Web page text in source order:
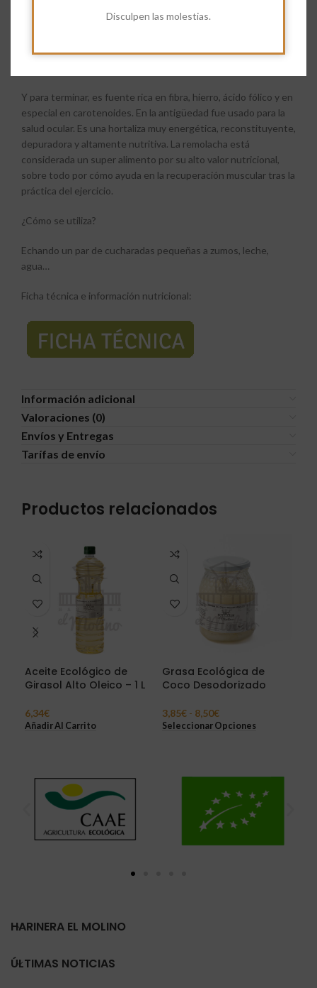
Disculpen las molestias.
vitaminas del grupo B, tales como la B1, B2, B3, B6.
También contiene vitamina C, yodo, sodio, potasio, carotenos,
Y para terminar, es fuente rica en fibra, hierro, ácido fólico y en
especial en carotenoides. En la antigüedad fue usado para la
salud ocular. Es una hortaliza muy energética, reconstituyente,
depuradora y altamente nutritiva. La remolacha está
considerada un super alimento por su alto valor nutricional,
sobre todo por cómo ayuda en la recuperación muscular tras la
práctica del ejercicio.
¿Cómo se utiliza?
Echando un par de cucharadas pequeñas a zumos, leche,
agua…
Ficha técnica e información nutricional:
Información adicional
Valoraciones (0)
Envíos y Entregas
Tarífas de envío
Productos relacionados
Aceite Ecológico de
Girasol Alto Oleico – 1 L
6,34€
Añadir Al Carrito
Grasa Ecológica de
Coco Desodorizado
3,85€ - 8,50€
Seleccionar Opciones
HARINERA EL MOLINO
ÚLTIMAS NOTICIAS